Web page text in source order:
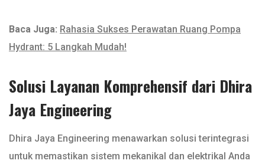
Baca Juga: Rahasia Sukses Perawatan Ruang Pompa
Hydrant: 5 Langkah Mudah!
Solusi Layanan Komprehensif dari Dhira
Jaya Engineering
Dhira Jaya Engineering menawarkan solusi terintegrasi
untuk memastikan sistem mekanikal dan elektrikal Anda